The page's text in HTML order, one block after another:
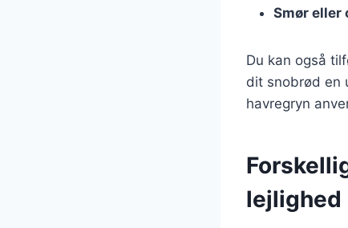
Smør eller
Du kan også
dit snobrød en
havregryn
lejlighed